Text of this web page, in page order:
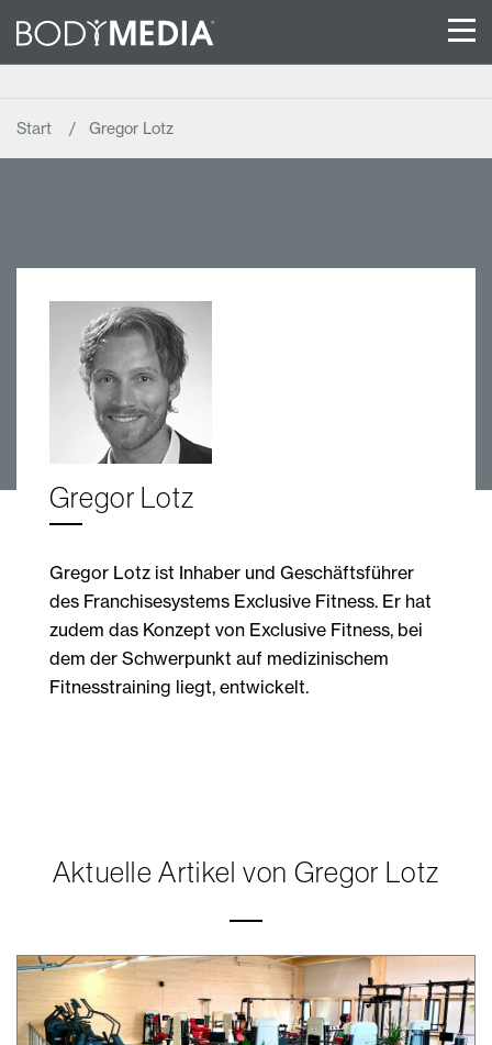
Start Gregor Lotz
Gregor Lotz
Gregor Lotz ist Inhaber und Geschäftsführer
des Franchisesystems Exclusive Fitness. Er hat
zudem das Konzept von Exclusive Fitness, bei
dem der Schwerpunkt auf medizinischem
Fitnesstraining liegt, entwickelt.
Aktuelle Artikel von Gregor Lotz